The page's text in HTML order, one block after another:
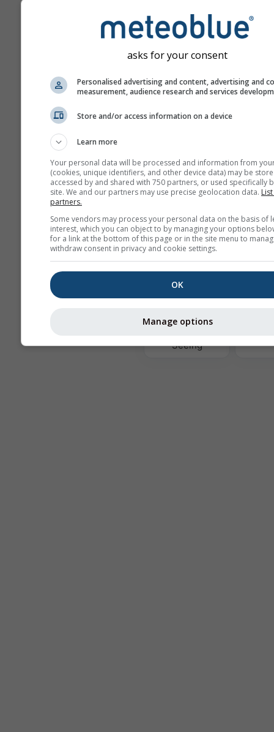
Прогноза је креирана
„ансамбл“ модела.
се више пролаза модела
параметрима како би се
прецизније проценила
предвидивост прогнозе.
Још метеоролошких
Сезонска
прогноза
Seeing
asks for your consent
Personalised advertising and content, advertising and
measurement, audience research and services
Store and/or access information on a device
Learn more
Your personal data will be processed and information from
(cookies, unique identifiers, and other device data) may be
accessed by and shared with 750 partners, or used specifically
site. We and our partners may use precise geolocation data.
partners.
Some vendors may process your personal data on the basis of
interest, which you can object to by managing your options
for a link at the bottom of this page or in the site menu to
withdraw consent in privacy and cookie settings.
OK
Manage options